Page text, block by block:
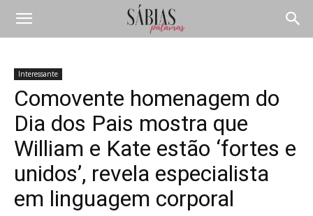
Interessante
Comovente homenagem do
Dia dos Pais mostra que
William e Kate estão ‘fortes e
unidos’, revela especialista
em linguagem corporal